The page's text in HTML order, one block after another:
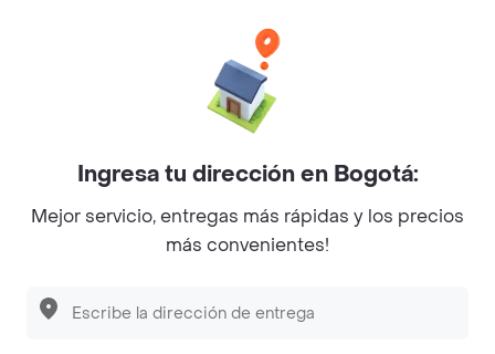
Sobre Rappi
Facebook
Twitter
Instagram
©2026Rappi Inc. All rights reserved.
Ingresa tu dirección en Bogotá:
Mejor servicio, entregas más rápidas y los precios
más convenientes!